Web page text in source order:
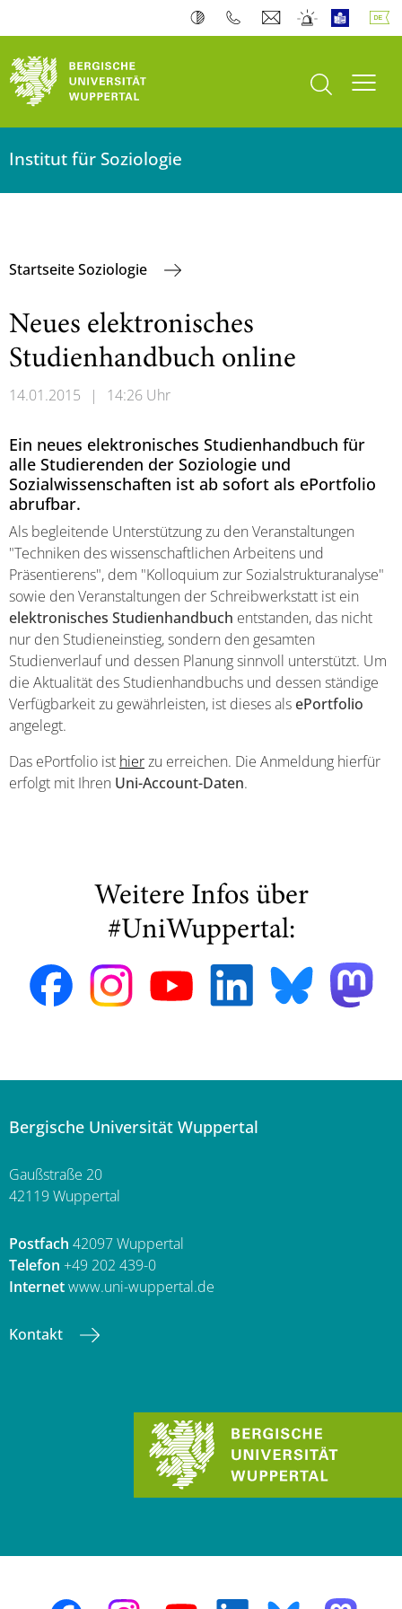
Suche öffnen
Institut für Soziologie
Startseite Soziologie
Neues elektronisches
Studienhandbuch online
14.01.2015 | 14:26 Uhr
Ein neues elektronisches Studienhandbuch für
alle Studierenden der Soziologie und
Sozialwissenschaften ist ab sofort als ePortfolio
abrufbar.
Als begleitende Unterstützung zu den Veranstaltungen
"Techniken des wissenschaftlichen Arbeitens und
Präsentierens", dem "Kolloquium zur Sozialstrukturanalyse"
sowie den Veranstaltungen der Schreibwerkstatt ist ein
elektronisches Studienhandbuch entstanden, das nicht
nur den Studieneinstieg, sondern den gesamten
Studienverlauf und dessen Planung sinnvoll unterstützt. Um
die Aktualität des Studienhandbuchs und dessen ständige
Verfügbarkeit zu gewährleisten, ist dieses alsePortfolio
angelegt.
Das ePortfolio ist hierzu erreichen. Die Anmeldung hierfür
erfolgt mit Ihren Uni-Account-Daten.
Weitere Infos über
#UniWuppertal:
Bergische Universität Wuppertal
Gaußstraße 20
42119 Wuppertal
Postfach 42097 Wuppertal
Telefon +49 202 439-0
Internetwww.uni-wuppertal.de
Kontakt